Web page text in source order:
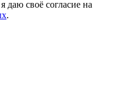
своё согласие на
.